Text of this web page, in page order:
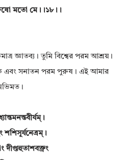
মতো মে।।১৮।।
জ্ঞাতব্য। তুমি বিশ্বের পরম আশ্রয়।
এবং সনাতন পরম পুরুষ। এই আমার
শশিসূর্যনেত্রম্।
দীপ্তহুতাশবক্ত্রং